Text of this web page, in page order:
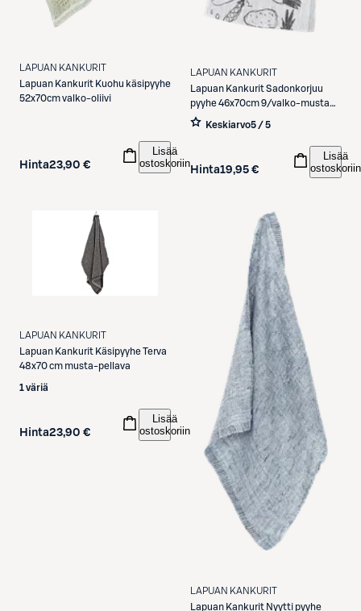
LAPUAN KANKURIT
Lapuan Kankurit Kuohu käsipyyhe
52x70cm valko-oliivi
Hinta23,90 €
Lisää
ostoskoriin
LAPUAN KANKURIT
Lapuan KankuritSadonkorjuu
pyyhe 46x70cm 9/valko-musta
haapa pellava-puuvilla
Keskiarvo5 / 5
Hinta19,95 €
Lisää
ostoskoriin
LAPUAN KANKURIT
Lapuan Kankurit Käsipyyhe Terva
48x70 cm musta-pellava
1 väriä
Hinta23,90 €
Lisää
ostoskoriin
LAPUAN KANKURIT
Lapuan Kankurit Nyytti pyyhe